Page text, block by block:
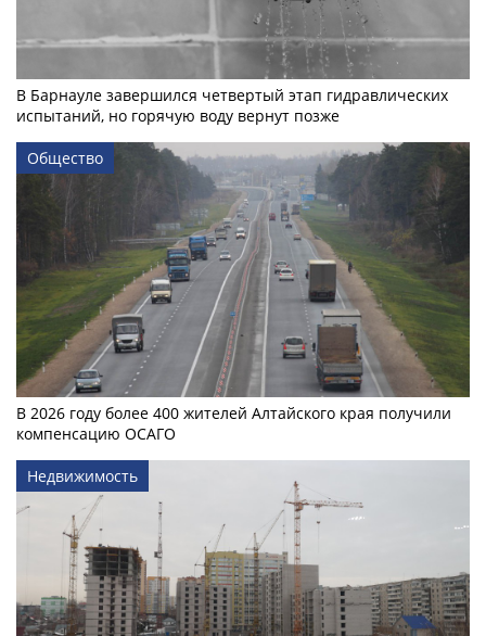
В Барнауле завершился четвертый этап гидравлических
испытаний, но горячую воду вернут позже
Общество
В 2026 году более 400 жителей Алтайского края получили
компенсацию ОСАГО
Недвижимость